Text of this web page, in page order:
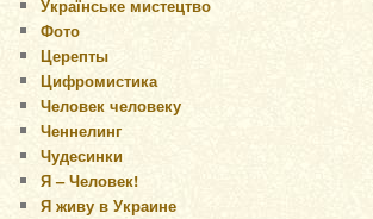
Українське мистецтво
Фото
Церепты
Цифромистика
Человек человеку
Ченнелинг
Чудесинки
Я – Человек!
Я живу в Украине